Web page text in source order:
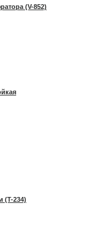
(V-852)
(T-234)